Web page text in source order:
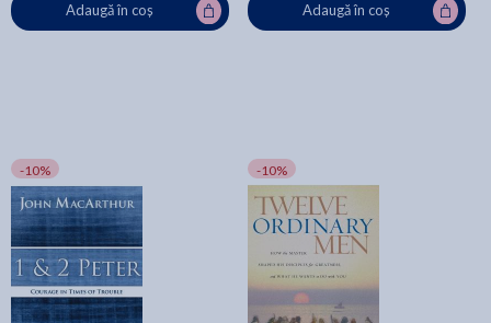
Adaugă în coș Adaugă în coș
-10% -10%